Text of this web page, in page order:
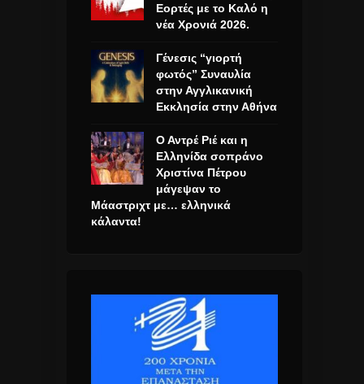
Εορτές με το Καλό η
νέα Χρονιά 2026.
Γένεσις “γιορτή
φωτός” Συναυλία
στην Αγγλικανική
Εκκλησία στην Αθήνα
Ο Αντρέ Ριέ και η
Ελληνίδα σοπράνο
Χριστίνα Πέτρου
μάγεψαν το
Μάαστριχτ με… ελληνικά
κάλαντα!